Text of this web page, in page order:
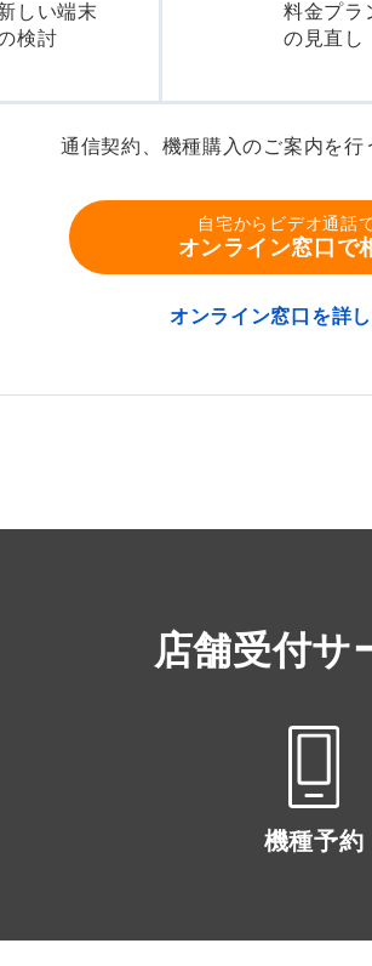
しい端末
検討
料金プラ
の見直し
通信契約、機種購入のご案内を行
自宅からビデオ通話
オンライン窓口で
オンライン窓口を詳
店舗受付サ
機種予約